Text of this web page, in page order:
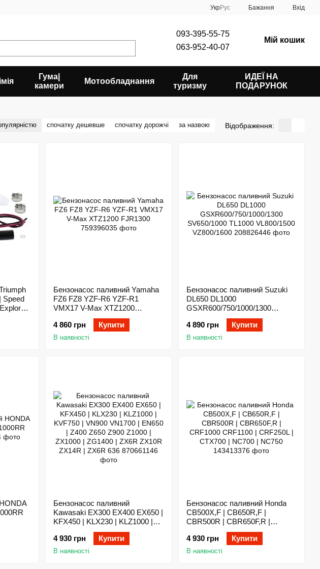
УкрРус Бажання Вхід
093-395-55-75
063-952-40-07
Мій кошик
Гума|
камери
Мотообладнання
Для
туризму
ИДЕЇ НА
ПОДАРУНОК
спочатку дешевше спочатку дорожчі за назвою Відображення:
Speed
Бензонасос паливний Yamaha
FZ6 FZ8 YZF-R6 YZF-R1
VMX17 V-Max XTZ1200
4 860 грн
Купити
В наявності
Бензонасос паливний Suzuki
DL650 DL1000
GSXR600/750/1000/1300
SV650/1000 TL1000 VL800/1500
VZ800/1600
4 890 грн Купити
В наявності
Бензонасос паливний
Kawasaki EX300 EX400 EX650 |
KFX450 | KLX230 | KLZ1000 |
KVF750 | VN900 VN1700 |
EN650 | Z400 Z650 Z900 Z1000 |
ZX1000 | ZG1400 | ZX6R ZX10R
4 930 грн Купити
В наявності
Бензонасос паливний Honda
CB500X,F | CB650R,F |
CBR500R | CBR650F,R |
CRF1000 CRF1100 | CRF250L |
CTX700 | NC700 | NC750
4 930 грн Купити
В наявності